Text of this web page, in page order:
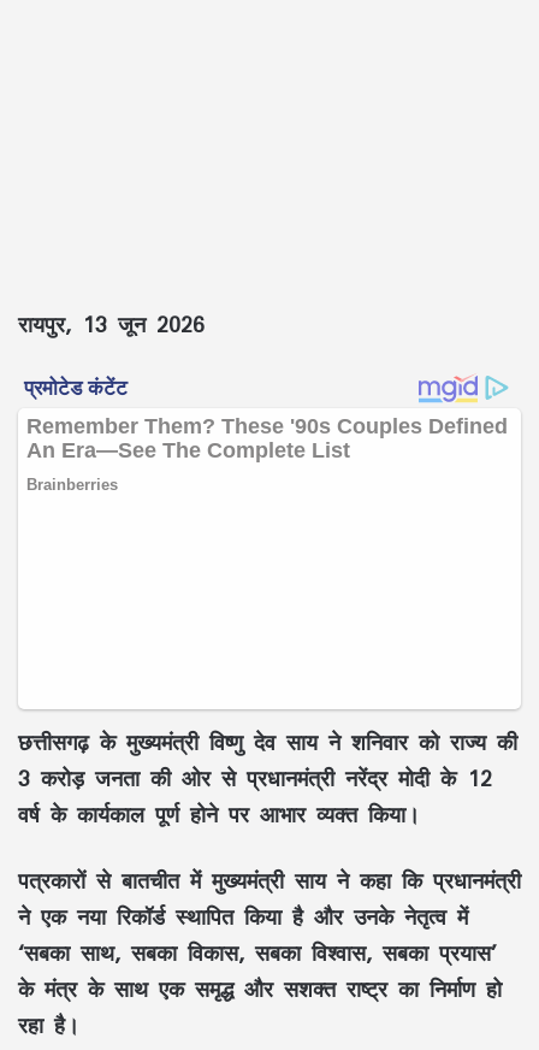
रायपुर, 13 जून 2026
छत्तीसगढ़ के मुख्यमंत्रीविष्णु देव सायने शनिवार को राज्य की
3 करोड़ जनताकी ओर से प्रधानमंत्रीनरेंद्र मोदीके 12
वर्ष के कार्यकालपूर्ण होने पर आभार व्यक्त किया।
पत्रकारों से बातचीत में मुख्यमंत्री साय ने कहा कि प्रधानमंत्री
ने एकनया रिकॉर्डस्थापित किया है और उनके नेतृत्व में
‘सबका साथ, सबका विकास, सबका विश्वास, सबका प्रयास’
के मंत्र के साथ एकसमृद्ध और सशक्त राष्ट्रका निर्माण हो
रहा है।